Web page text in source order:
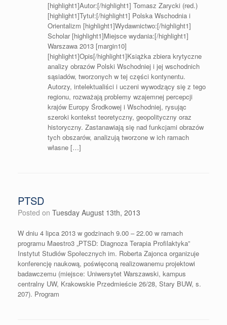
[highlight1]Autor:[/highlight1] Tomasz Zarycki (red.)
[highlight1]Tytuł:[/highlight1] Polska Wschodnia i
Orientalizm [highlight1]Wydawnictwo:[/highlight1]
Scholar [highlight1]Miejsce wydania:[/highlight1]
Warszawa 2013 [margin10]
[highlight1]Opis[/highlight1]Książka zbiera krytyczne
analizy obrazów Polski Wschodniej i jej wschodnich
sąsiadów, tworzonych w tej części kontynentu.
Autorzy, intelektualiści i uczeni wywodzący się z tego
regionu, rozważają problemy wzajemnej percepcji
krajów Europy Środkowej i Wschodniej, rysując
szeroki kontekst teoretyczny, geopolityczny oraz
historyczny. Zastanawiają się nad funkcjami obrazów
tych obszarów, analizują tworzone w ich ramach
własne […]
PTSD
Posted on Tuesday August 13th, 2013
W dniu 4 lipca 2013 w godzinach 9.00 – 22.00 w ramach
programu Maestro3 „PTSD: Diagnoza Terapia Profilaktyka”
Instytut Studiów Społecznych im. Roberta Zajonca organizuje
konferencję naukową, poświęconą realizowanemu projektowi
badawczemu (miejsce: Uniwersytet Warszawski, kampus
centralny UW, Krakowskie Przedmieście 26/28, Stary BUW, s.
207). Program